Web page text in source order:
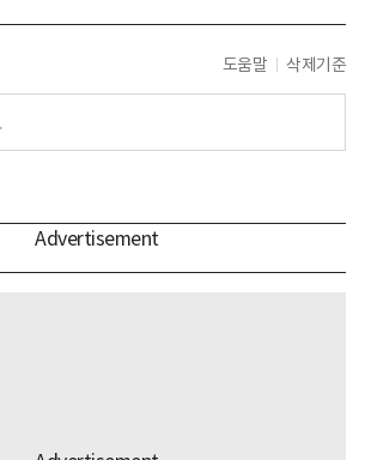
도움말 삭제기준